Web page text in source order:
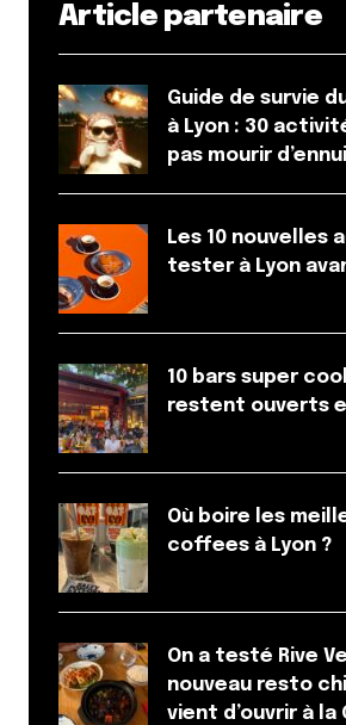
Article partenaire
Guide de survie
à Lyon : 30
pas mourir d’ennui
Les 10 nouvelles
tester à Lyon
10 bars super
restent ouverts
Où boire les
coffees à Lyon ?
On a testé Rive
nouveau resto
vient d’ouvrir à